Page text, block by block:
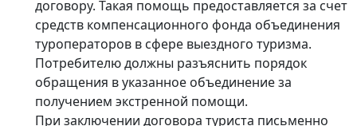
договору. Такая помощь предоставляется за счет
средств компенсационного фонда объединения
туроператоров в сфере выездного туризма.
Потребителю должны разъяснить порядок
обращения в указанное объединение за
получением экстренной помощи.
При заключении договора туриста письменно